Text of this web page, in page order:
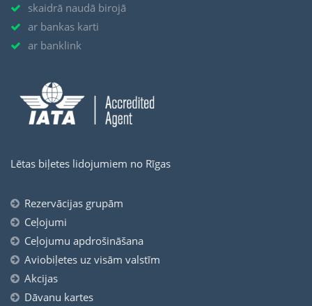
skaidrā naudā birojā
ar bankas karti
ar banklink
Lētas biļetes lidojumiem no Rīgas
Rezervācijas grupām
Ceļojumi
Ceļojumu apdrošināšana
Aviobiļetes uz visām valstīm
Akcijas
Dāvanu kartes